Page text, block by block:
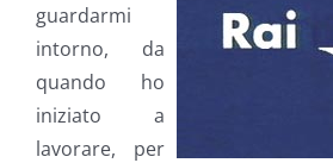
guardarmi
intorno, da
quando ho
iniziato a
lavorare, per